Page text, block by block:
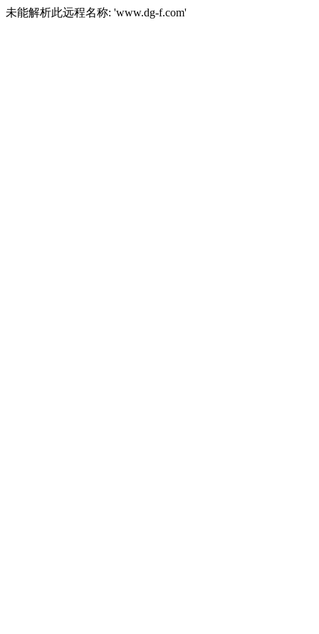
未能解析此远程名称: 'www.dg-f.com'